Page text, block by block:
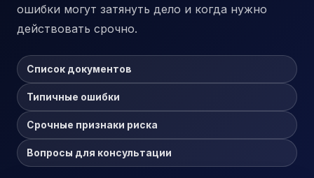
ошибки могут затянуть дело и когда нужно
действовать срочно.
Список документов
Типичные ошибки
Срочные признаки риска
Вопросы для консультации